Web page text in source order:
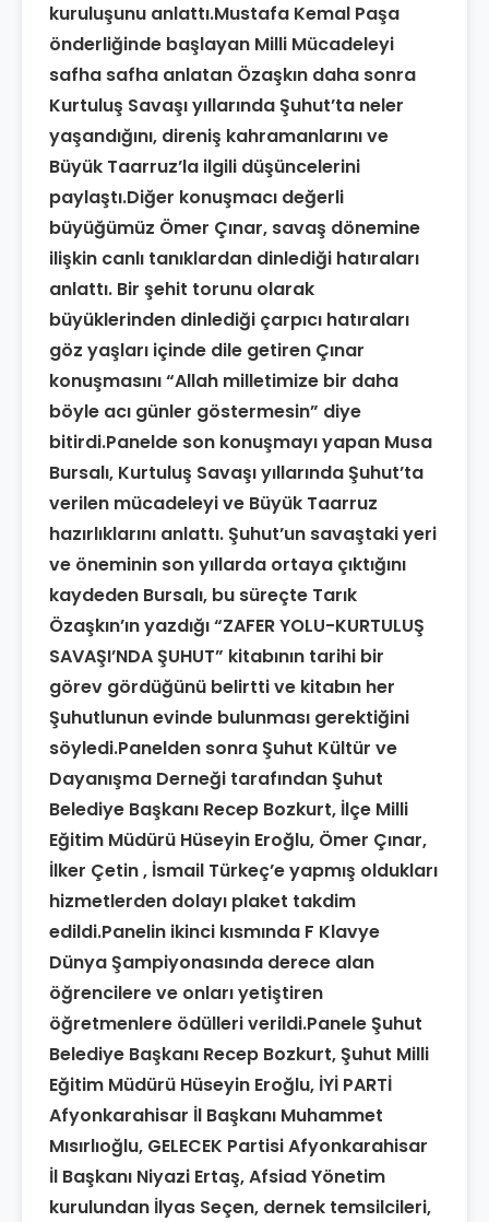
kuruluşunu anlattı.Mustafa Kemal Paşa
önderliğinde başlayan Milli Mücadeleyi
safha safha anlatan Özaşkın daha sonra
Kurtuluş Savaşı yıllarında Şuhut’ta neler
yaşandığını, direniş kahramanlarını ve
Büyük Taarruz’la ilgili düşüncelerini
paylaştı.Diğer konuşmacı değerli
büyüğümüz Ömer Çınar, savaş dönemine
ilişkin canlı tanıklardan dinlediği hatıraları
anlattı. Bir şehit torunu olarak
büyüklerinden dinlediği çarpıcı hatıraları
göz yaşları içinde dile getiren Çınar
konuşmasını “Allah milletimize bir daha
böyle acı günler göstermesin” diye
bitirdi.Panelde son konuşmayı yapan Musa
Bursalı, Kurtuluş Savaşı yıllarında Şuhut’ta
verilen mücadeleyi ve Büyük Taarruz
hazırlıklarını anlattı. Şuhut’un savaştaki yeri
ve öneminin son yıllarda ortaya çıktığını
kaydeden Bursalı, bu süreçte Tarık
Özaşkın’ın yazdığı “ZAFER YOLU-KURTULUŞ
SAVAŞI’NDA ŞUHUT” kitabının tarihi bir
görev gördüğünü belirtti ve kitabın her
Şuhutlunun evinde bulunması gerektiğini
söyledi.Panelden sonra Şuhut Kültür ve
Dayanışma Derneği tarafından Şuhut
Belediye Başkanı Recep Bozkurt, İlçe Milli
Eğitim Müdürü Hüseyin Eroğlu, Ömer Çınar,
İlker Çetin , İsmail Türkeç’e yapmış oldukları
hizmetlerden dolayı plaket takdim
edildi.Panelin ikinci kısmında F Klavye
Dünya Şampiyonasında derece alan
öğrencilere ve onları yetiştiren
öğretmenlere ödülleri verildi.Panele Şuhut
Belediye Başkanı Recep Bozkurt, Şuhut Milli
Eğitim Müdürü Hüseyin Eroğlu, İYİ PARTİ
Afyonkarahisar İl Başkanı Muhammet
Mısırlıoğlu, GELECEK Partisi Afyonkarahisar
İl Başkanı Niyazi Ertaş, Afsiad Yönetim
kurulundan İlyas Seçen, dernek temsilcileri,